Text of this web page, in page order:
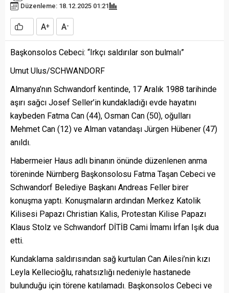
Düzenleme: 18.12.2025 01:21
A+ A-
Başkonsolos Cebeci: “Irkçı saldırılar son bulmalı”
Umut Ulus/SCHWANDORF
Almanya’nın Schwandorf kentinde, 17 Aralık 1988 tarihinde
aşırı sağcı Josef Seller’in kundakladığı evde hayatını
kaybeden Fatma Can (44), Osman Can (50), oğulları
Mehmet Can (12) ve Alman vatandaşı Jürgen Hübener (47)
anıldı.
Habermeier Haus adlı binanın önünde düzenlenen anma
töreninde Nürnberg Başkonsolosu Fatma Taşan Cebeci ve
Schwandorf Belediye Başkanı Andreas Feller birer
konuşma yaptı. Konuşmaların ardından Merkez Katolik
Kilisesi Papazı Christian Kalis, Protestan Kilise Papazı
Klaus Stolz ve Schwandorf DİTİB Cami İmamı İrfan Işık dua
etti.
Kundaklama saldırısından sağ kurtulan Can Ailesi’nin kızı
Leyla Kellecioğlu, rahatsızlığı nedeniyle hastanede
bulunduğu için törene katılamadı. Başkonsolos Cebeci ve